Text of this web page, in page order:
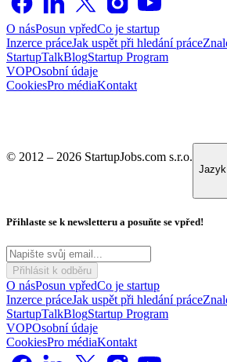
O násPosun vpředCo je startup
Inzerce práceJak uspět při hledání práce
StartupTalkBlogStartup Program
VOPOsobní údaje
CookiesPro médiaKontakt
© 2012 – 2026 StartupJobs.com s.r.o.
Přihlaste se k newsletteru a posuňte se vpřed!
Přihlásit k odběru
O násPosun vpředCo je startup
Inzerce práceJak uspět při hledání práce
StartupTalkBlogStartup Program
VOPOsobní údaje
CookiesPro médiaKontakt